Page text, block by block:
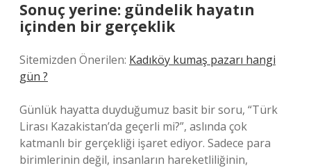
Sonuç yerine: gündelik hayatın
içinden bir gerçeklik
Sitemizden Önerilen: Kadıköy kumaş pazarı hangi
gün ?
Günlük hayatta duyduğumuz basit bir soru, “Türk
Lirası Kazakistan’da geçerli mi?”, aslında çok
katmanlı bir gerçekliği işaret ediyor. Sadece para
birimlerinin değil, insanların hareketliliğinin,